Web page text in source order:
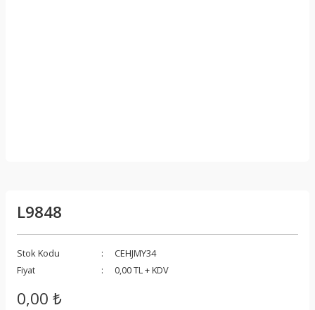
L9848
Stok Kodu
CEHJMY34
Fiyat
0,00 TL + KDV
0,00 ₺